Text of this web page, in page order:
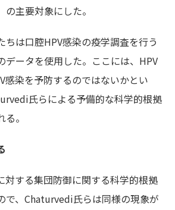
主要対象にした。
ちは口腔HPV感染の疫学調査を行う
データを使用した。ここには、HPV
感染を予防するのではないかとい
氏らによる予備的な科学的根拠
。
対する集団防御に関する科学的根拠
で、Chaturvedi氏らは同様の現象が